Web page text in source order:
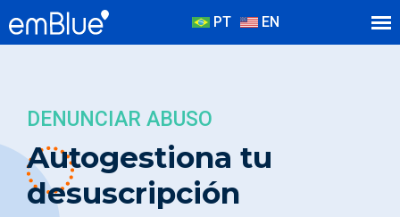
PT EN
DENUNCIAR ABUSO
Autogestiona tu
desuscripción